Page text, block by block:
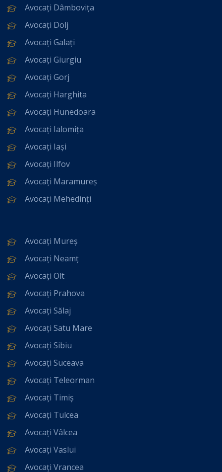
Avocați Dâmbovița
Avocați Dolj
Avocați Galați
Avocați Giurgiu
Avocați Gorj
Avocați Harghita
Avocați Hunedoara
Avocați Ialomița
Avocați Iași
Avocați Ilfov
Avocați Maramureș
Avocați Mehedinți
Avocați Mureș
Avocați Neamț
Avocați Olt
Avocați Prahova
Avocați Sălaj
Avocați Satu Mare
Avocați Sibiu
Avocați Suceava
Avocați Teleorman
Avocați Timiș
Avocați Tulcea
Avocați Vâlcea
Avocați Vaslui
Avocați Vrancea